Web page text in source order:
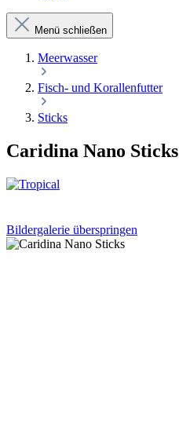
Menü schließen
Meerwasser
Fisch- und Korallenfutter
Sticks
Caridina Nano Sticks
Bildergalerie überspringen